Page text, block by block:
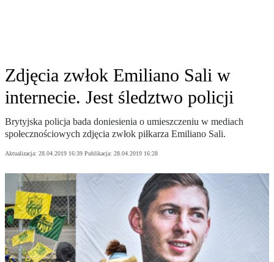
Zdjęcia zwłok Emiliano Sali w
internecie. Jest śledztwo policji
Brytyjska policja bada doniesienia o umieszczeniu w mediach
społecznościowych zdjęcia zwłok piłkarza Emiliano Sali.
Aktualizacja: 28.04.2019 16:39 Publikacja: 28.04.2019 16:28